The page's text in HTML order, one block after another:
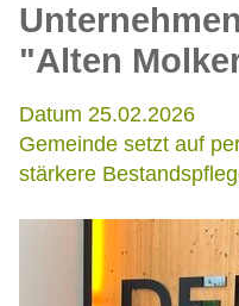
"Alten
Datum 25.02.2026
Gemeinde setzt auf
stärkere